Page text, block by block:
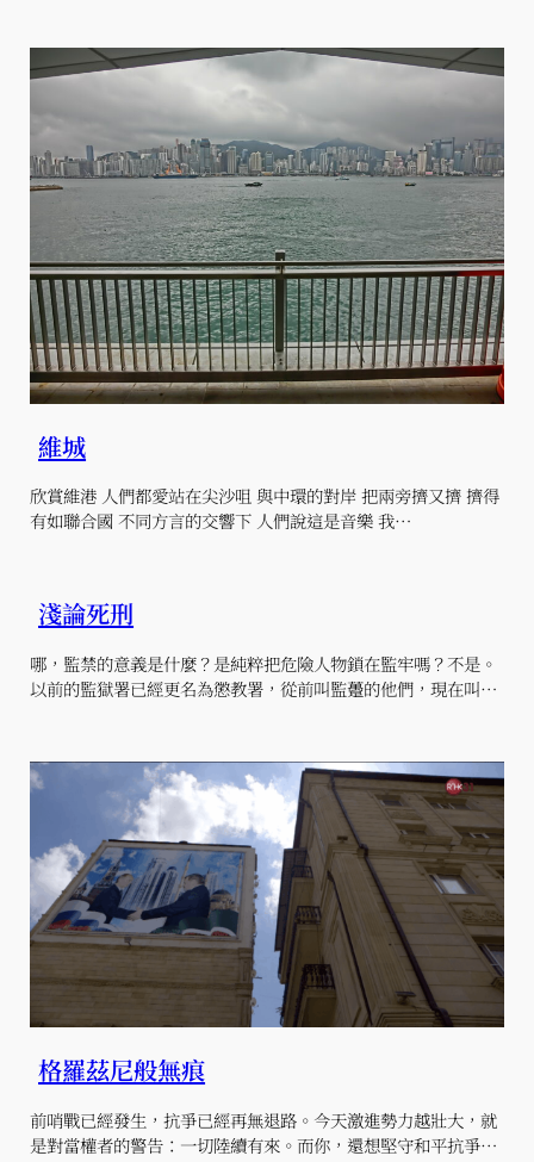
維城
欣賞維港 人們都愛站在尖沙咀 與中環的對岸 把兩旁擠又擠 擠得
有如聯合國 不同方言的交響下 人們說這是音樂 我…
淺論死刑
哪，監禁的意義是什麼？是純粹把危險人物鎖在監牢嗎？不是。
以前的監獄署已經更名為懲教署，從前叫監躉的他們，現在叫…
格羅茲尼般無痕
前哨戰已經發生，抗爭已經再無退路。今天激進勢力越壯大，就
是對當權者的警告：一切陸續有來。而你，還想堅守和平抗爭…